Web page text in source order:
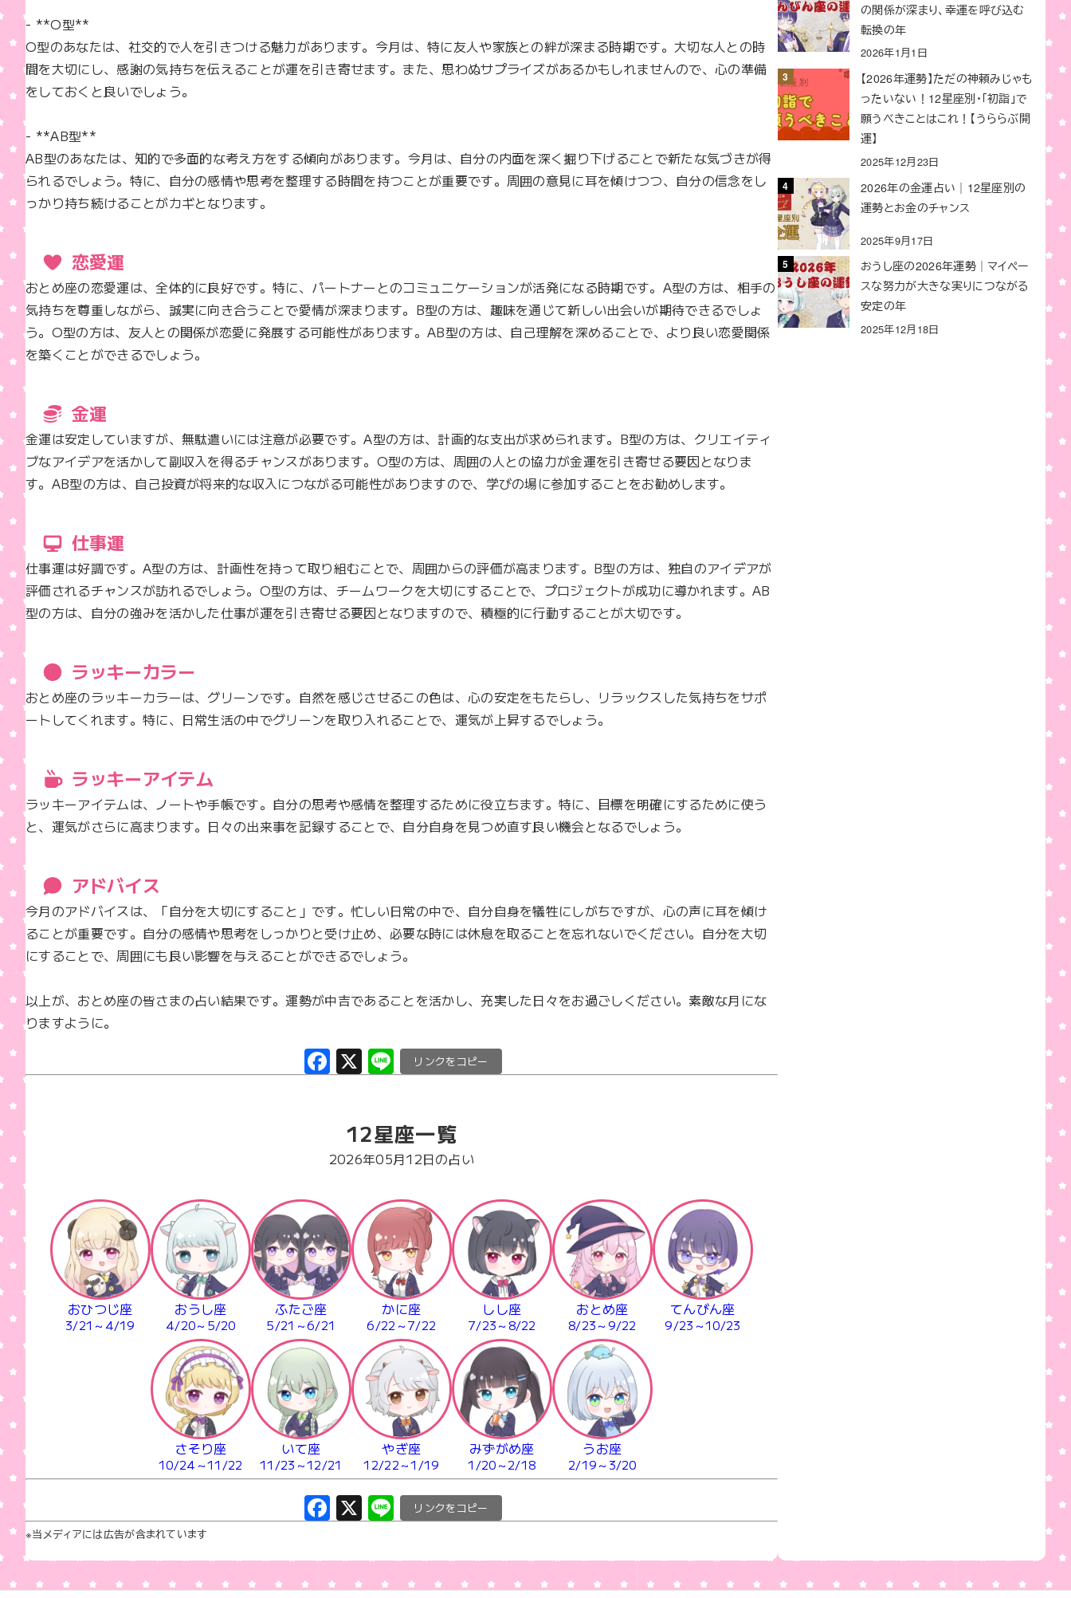
- **O型**
O型のあなたは、社交的で人を引きつける魅力があります。今月は、特に友人や家族との絆が深まる時期です。大切な人との時
間を大切にし、感謝の気持ちを伝えることが運を引き寄せます。また、思わぬサプライズがあるかもしれませんので、心の準備
をしておくと良いでしょう。
- **AB型**
AB型のあなたは、知的で多面的な考え方をする傾向があります。今月は、自分の内面を深く掘り下げることで新たな気づきが得
られるでしょう。特に、自分の感情や思考を整理する時間を持つことが重要です。周囲の意見に耳を傾けつつ、自分の信念をし
っかり持ち続けることがカギとなります。
恋愛運
おとめ座の恋愛運は、全体的に良好です。特に、パートナーとのコミュニケーションが活発になる時期です。A型の方は、相手の
気持ちを尊重しながら、誠実に向き合うことで愛情が深まります。B型の方は、趣味を通じて新しい出会いが期待できるでしょ
う。O型の方は、友人との関係が恋愛に発展する可能性があります。AB型の方は、自己理解を深めることで、より良い恋愛関係
を築くことができるでしょう。
金運
金運は安定していますが、無駄遣いには注意が必要です。A型の方は、計画的な支出が求められます。B型の方は、クリエイティ
ブなアイデアを活かして副収入を得るチャンスがあります。O型の方は、周囲の人との協力が金運を引き寄せる要因となりま
す。AB型の方は、自己投資が将来的な収入につながる可能性がありますので、学びの場に参加することをお勧めします。
仕事運
仕事運は好調です。A型の方は、計画性を持って取り組むことで、周囲からの評価が高まります。B型の方は、独自のアイデアが
評価されるチャンスが訪れるでしょう。O型の方は、チームワークを大切にすることで、プロジェクトが成功に導かれます。AB
型の方は、自分の強みを活かした仕事が運を引き寄せる要因となりますので、積極的に行動することが大切です。
ラッキーカラー
おとめ座のラッキーカラーは、グリーンです。自然を感じさせるこの色は、心の安定をもたらし、リラックスした気持ちをサポ
ートしてくれます。特に、日常生活の中でグリーンを取り入れることで、運気が上昇するでしょう。
ラッキーアイテム
ラッキーアイテムは、ノートや手帳です。自分の思考や感情を整理するために役立ちます。特に、目標を明確にするために使う
と、運気がさらに高まります。日々の出来事を記録することで、自分自身を見つめ直す良い機会となるでしょう。
アドバイス
今月のアドバイスは、「自分を大切にすること」です。忙しい日常の中で、自分自身を犠牲にしがちですが、心の声に耳を傾け
ることが重要です。自分の感情や思考をしっかりと受け止め、必要な時には休息を取ることを忘れないでください。自分を大切
にすることで、周囲にも良い影響を与えることができるでしょう。
以上が、おとめ座の皆さまの占い結果です。運勢が中吉であることを活かし、充実した日々をお過ごしください。素敵な月にな
りますように。
F
a
e
b
o
k
X Li
n
C
o
Li
k
12星座一覧
2026年05月12日の占い
おひつじ座
3/21～4/19
おうし座
4/20～5/20
ふたご座
5/21～6/21
かに座
6/22～7/22
しし座
7/23～8/22
おとめ座
8/23～9/22
てんびん座
9/23～10/23
さそり座
10/24～11/22
いて座
11/23～12/21
やぎ座
12/22～1/19
みずがめ座
1/20～2/18
うお座
2/19～3/20
F
a
c
e
X Li
n
e
C
o
p
y
※当メディアには広告が含まれています
の関係が深まり、幸運を呼び込む
転換の年
2026年1月1日
【2026年運勢】ただの神頼みじゃも
ったいない！12星座別・「初詣」で
願うべきことはこれ！【うららぶ開
運】
2025年12月23日
2026年の金運占い｜12星座別の
運勢とお金のチャンス
2025年9月17日
おうし座の2026年運勢｜マイペー
スな努力が大きな実りにつながる
安定の年
2025年12月18日